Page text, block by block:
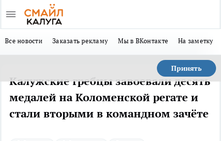
Все новости Заказать рекламу Мы в ВКонтакте На заметку
Принять
Калужские гребцы завоевали десять
медалей на Коломенской регате и
стали вторыми в командном зачёте